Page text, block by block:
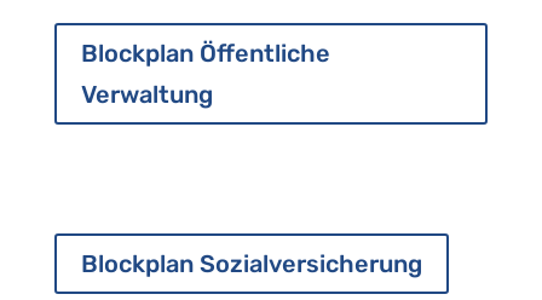
Blockplan Öffentliche
Verwaltung
Blockplan Sozialversicherung